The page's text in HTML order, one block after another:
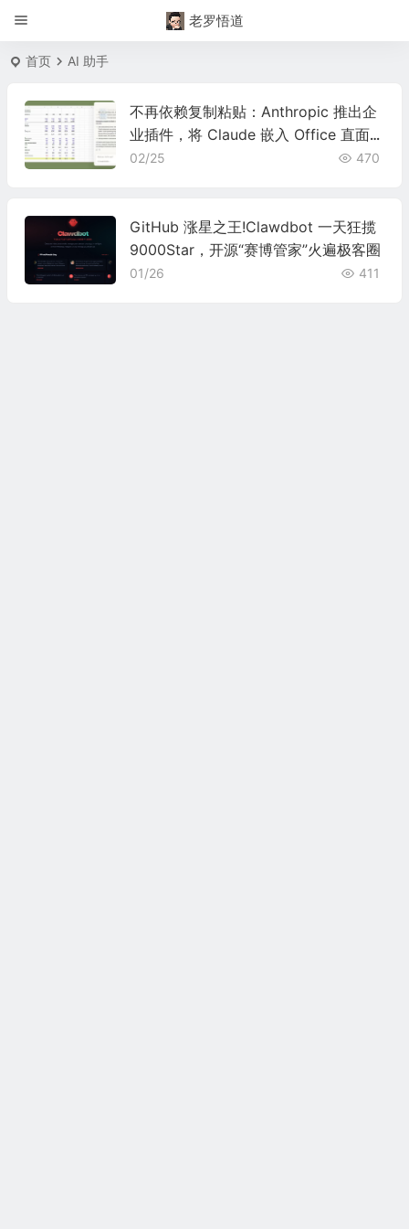
老罗悟道
首页 AI 助手
不再依赖复制粘贴：Anthropic 推出企
业插件，将 Claude 嵌入 Office 直面微
软 OpenAI 竞争
02/25 470
GitHub 涨星之王!Clawdbot 一天狂揽
9000Star，开源“赛博管家”火遍极客圈
01/26 411